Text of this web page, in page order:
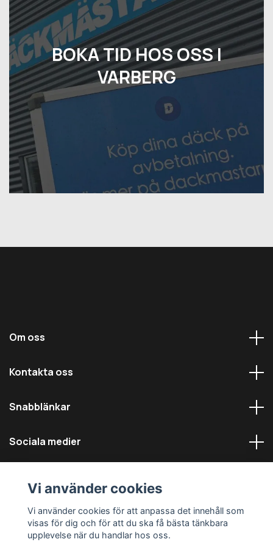
BOKA TID HOS OSS I
VARBERG
Om oss
Kontakta oss
Snabblänkar
Sociala medier
© 2026 Däckmästarna - Alla rättigheter reserverade
Vi använder cookies
Vi använder cookies för att anpassa det innehåll som
visas för dig och för att du ska få bästa tänkbara
upplevelse när du handlar hos oss.